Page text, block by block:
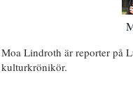
Moa Lindroth är reporter på
kulturkrönikör.